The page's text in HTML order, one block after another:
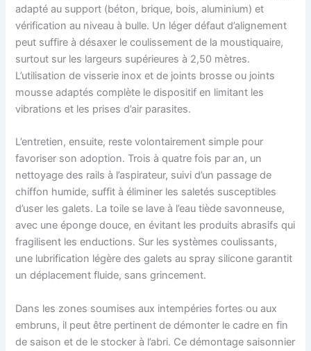
adapté au support (béton, brique, bois, aluminium) et
vérification au niveau à bulle. Un léger défaut d’alignement
peut suffire à désaxer le coulissement de la moustiquaire,
surtout sur les largeurs supérieures à 2,50 mètres.
L’utilisation de visserie inox et de joints brosse ou joints
mousse adaptés complète le dispositif en limitant les
vibrations et les prises d’air parasites.
L’entretien, ensuite, reste volontairement simple pour
favoriser son adoption. Trois à quatre fois par an, un
nettoyage des rails à l’aspirateur, suivi d’un passage de
chiffon humide, suffit à éliminer les saletés susceptibles
d’user les galets. La toile se lave à l’eau tiède savonneuse,
avec une éponge douce, en évitant les produits abrasifs qui
fragilisent les enductions. Sur les systèmes coulissants,
une lubrification légère des galets au spray silicone garantit
un déplacement fluide, sans grincement.
Dans les zones soumises aux intempéries fortes ou aux
embruns, il peut être pertinent de démonter le cadre en fin
de saison et de le stocker à l’abri. Ce démontage saisonnier